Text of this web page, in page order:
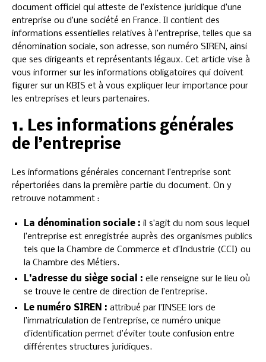
document officiel qui atteste de l’existence juridique d’une
entreprise ou d’une société en France. Il contient des
informations essentielles relatives à l’entreprise, telles que sa
dénomination sociale, son adresse, son numéro SIREN, ainsi
que ses dirigeants et représentants légaux. Cet article vise à
vous informer sur les informations obligatoires qui doivent
figurer sur un KBIS et à vous expliquer leur importance pour
les entreprises et leurs partenaires.
1. Les informations générales
de l’entreprise
Les informations générales concernant l’entreprise sont
répertoriées dans la première partie du document. On y
retrouve notamment :
La dénomination sociale : il s’agit du nom sous lequel
l’entreprise est enregistrée auprès des organismes publics
tels que la Chambre de Commerce et d’Industrie (CCI) ou
la Chambre des Métiers.
L’adresse du siège social : elle renseigne sur le lieu où
se trouve le centre de direction de l’entreprise.
Le numéro SIREN : attribué par l’INSEE lors de
l’immatriculation de l’entreprise, ce numéro unique
d’identification permet d’éviter toute confusion entre
différentes structures juridiques.